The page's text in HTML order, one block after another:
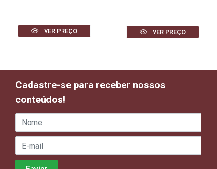
VER PREÇO VER PREÇO
Cadastre-se para receber nossos
conteúdos!